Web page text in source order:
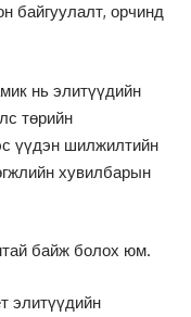
байгуулалт, орчинд
нь элитүүдийн
төрийн
үүдэн шилжилтийн
хувилбарын
байж болох юм.
элитүүдийн